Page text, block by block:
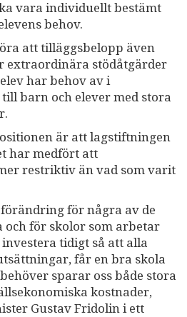
vara individuellt bestämt
behov.
att tilläggsbelopp även
extraordinära stödåtgärder
har behov av i
barn och elever med stora
är att lagstiftningen
har medfört att
restriktiv än vad som varit
för några av de
och för skolor som arbetar
tidigt så att alla
får en bra skola
sparar oss både stora
kostnader,
Gustav Fridolin i ett